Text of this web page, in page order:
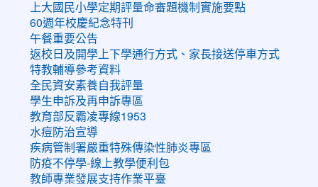
上大國民小學定期評量命審題機制實施要點
60週年校慶紀念特刊
午餐重要公告
返校日及開學上下學通行方式、家長接送停車方式
特教輔導參考資料
全民資安素養自我評量
學生申訴及再申訴專區
教育部反霸凌專線1953
水痘防治宣導
疾病管制署嚴重特殊傳染性肺炎專區
防疫不停學-線上教學便利包
教師專業發展支持作業平臺